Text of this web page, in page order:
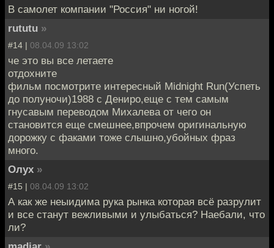
В самолет компании "Россия" ни ногой!
rututu »
#14 | 08.04.09 13:02
че это вы все летаете
отдохните
фильм посмотрите интересный Midnight Run(Успеть
до полуночи)1988 с Дениро,еще с тем самым
гнусавым переводом Михалева от чего он
становится еще смешнее,впрочем оригинальную
дорожку с факами тоже слышно,убойных фраз
много.
Олух »
#15 | 08.04.09 13:02
А как же неыидима рука рынка которая всё разрулит
и все станут вежливыми и улыбаться? Наебали, что
ли?